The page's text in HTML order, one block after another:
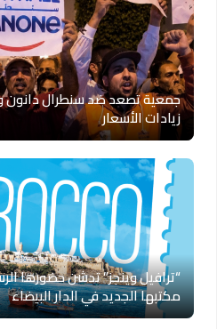
جمعية تصعد ضد سنطرال دانون
زيادات الأسعار
“ترافيل وينجز” تدشن حضورها
مكتبها الجديد في الدار البيضاء